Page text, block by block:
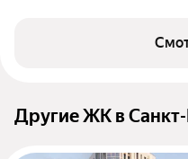
Другие ЖК в